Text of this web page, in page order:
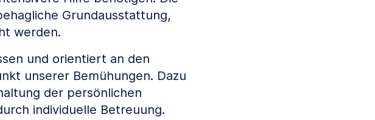
Grundausstattung,
werden.
und orientiert an den
unserer Bemühungen. Dazu
der persönlichen
individuelle Betreuung.